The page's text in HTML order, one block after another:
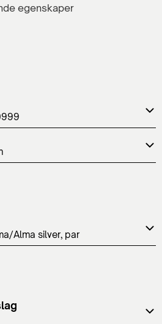
egenskaper
Alma silver, par